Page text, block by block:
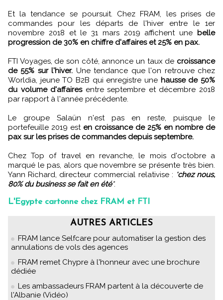
Et la tendance se poursuit. Chez FRAM, les prises de
commandes pour les départs de l'hiver entre le 1er
novembre 2018 et le 31 mars 2019 affichent une belle
progression de 30% en chiffre d'affaires et 25% en pax.
FTI Voyages, de son côté, annonce un taux de croissance
de 55% sur l'hiver. Une tendance que l'on retrouve chez
Worldia, jeune TO B2B qui enregistre une hausse de 50%
du volume d'affaires entre septembre et décembre 2018
par rapport à l'année précédente.
Le groupe Salaün n'est pas en reste, puisque le
portefeuille 2019 est en croissance de 25% en nombre de
pax sur les prises de commandes depuis septembre.
Chez Top of travel en revanche, le mois d'octobre a
marqué le pas, alors que novembre se présente très bien.
Yann Richard, directeur commercial relativise : "chez nous,
80% du business se fait en été".
L'Egypte cartonne chez FRAM et FTI
AUTRES ARTICLES
FRAM lance Selfcare pour automatiser la gestion des
annulations de vols des agences
FRAM remet Chypre à l'honneur avec une brochure
dédiée
Les ambassadeurs FRAM partent à la découverte de
l'Albanie (Vidéo)